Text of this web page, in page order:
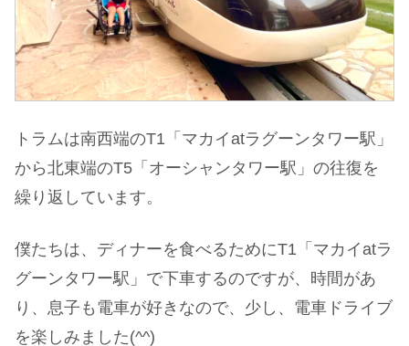
トラムは南西端のT1「マカイatラグーンタワー駅」
から北東端のT5「オーシャンタワー駅」の往復を
繰り返しています。
僕たちは、ディナーを食べるためにT1「マカイatラ
グーンタワー駅」で下車するのですが、時間があ
り、息子も電車が好きなので、少し、電車ドライブ
を楽しみました(^^)